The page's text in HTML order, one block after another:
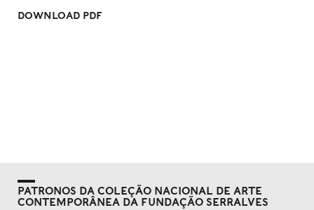
DOWNLOAD PDF
PATRONOS DA COLEÇÃO NACIONAL DE ARTE
CONTEMPORÂNEA DA FUNDAÇÃO SERRALVES